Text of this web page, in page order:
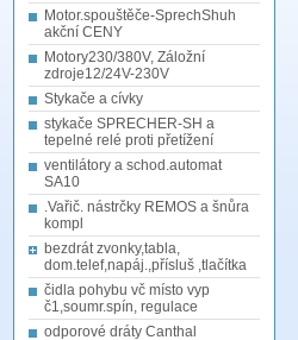
Motor.spouštěče-SprechShuh
akční CENY
Motory230/380V, Záložní
zdroje12/24V-230V
Stykače a cívky
stykače SPRECHER-SH a
tepelné relé proti přetížení
ventilátory a schod.automat
SA10
.Vařič. nástrčky REMOS a šnůra
kompl
bezdrát zvonky,tabla,
dom.telef,napáj.,přísluš ,tlačítka
čidla pohybu vč místo vyp
č1,soumr.spín, regulace
odporové dráty Canthal